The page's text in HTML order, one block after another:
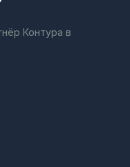
Контура в